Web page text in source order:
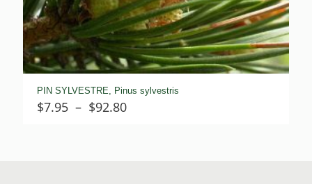
PIN SYLVESTRE, Pinus sylvestris
$7.95 – $92.80Plage